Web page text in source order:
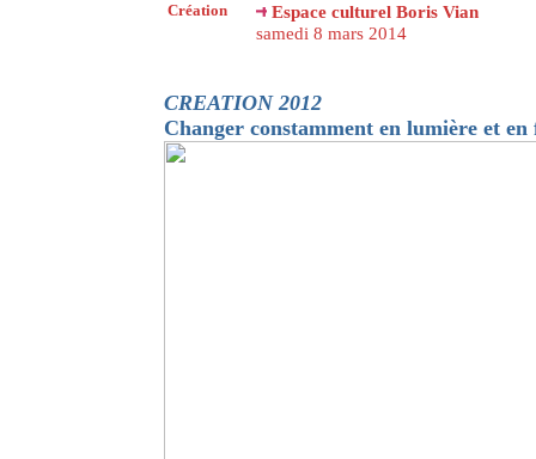
Création
Espace culturel Boris Vian
samedi 8 mars 2014
CREATION 2012
Changer constamment en lumière et en